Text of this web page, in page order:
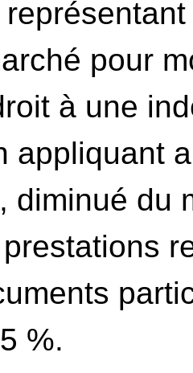
pour
à une
appliquant
diminué du
%.